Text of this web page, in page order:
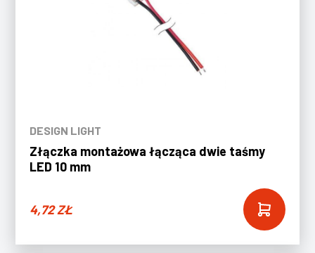
DESIGN LIGHT
Złączka montażowa łącząca dwie taśmy
LED 10 mm
4,72ZŁ